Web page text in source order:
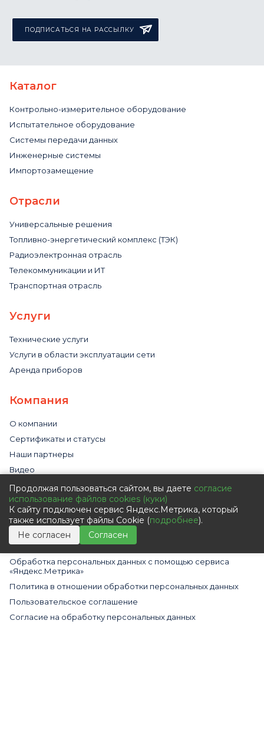
ПОДПИСАТЬСЯ НА РАССЫЛКУ
Каталог
Контрольно-измерительное оборудование
Испытательное оборудование
Системы передачи данных
Инженерные системы
Импортозамещение
Отрасли
Универсальные решения
Топливно-энергетический комплекс (ТЭК)
Радиоэлектронная отрасль
Телекоммуникации и ИТ
Транспортная отрасль
Услуги
Технические услуги
Услуги в области эксплуатации сети
Аренда приборов
Компания
О компании
Сертификаты и статусы
Наши партнеры
Видео
Новости
Статьи
Вакансии
Материалы для скачивания
Cогласие на использование файлов cookies
Обработка персональных данных с помощью сервиса
«Яндекс.Метрика»
Политика в отношении обработки персональных данных
Пользовательское соглашение
Согласие на обработку персональных данных
Продолжая пользоваться сайтом, вы даете согласие
использование файлов cookies (куки)
К сайту подключен сервис Яндекс.Метрика, который
также использует файлы Cookie (подробнее).
Не согласен
Согласен